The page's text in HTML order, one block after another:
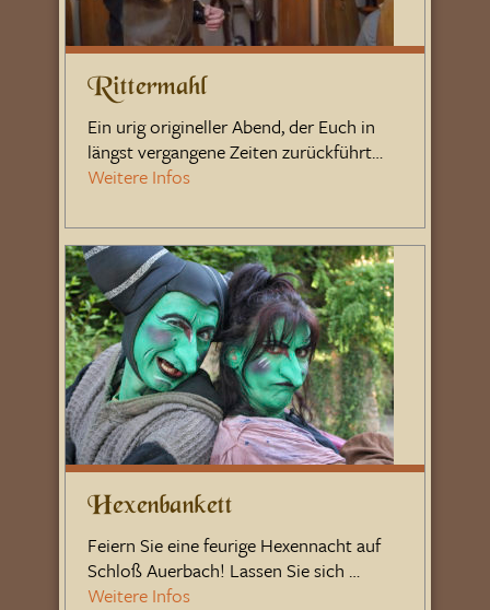
Rittermahl
Ein urig origineller Abend, der Euch in
längst vergangene Zeiten zurückführt…
Weitere Infos
Hexenbankett
Feiern Sie eine feurige Hexennacht auf
Schloß Auerbach! Lassen Sie sich …
Weitere Infos